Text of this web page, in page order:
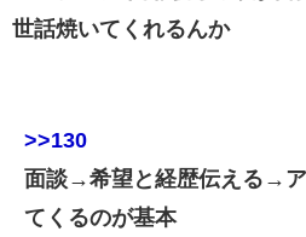
世話焼いてくれるんか
>>130
面談→希望と経歴伝える→
てくるのが基本